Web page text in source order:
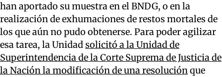
han aportado su muestra en el BNDG, o en la
realización de exhumaciones de restos mortales de
los que aún no pudo obtenerse. Para poder agilizar
esa tarea, la Unidadsolicitó a la Unidad de
Superintendencia de la Corte Suprema de Justicia de
la Nación la modificación de una resoluciónque